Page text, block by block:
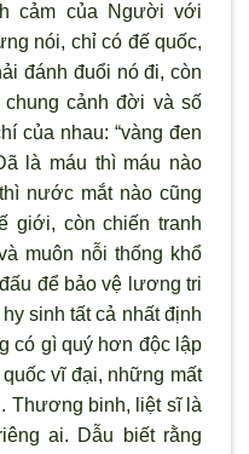
cảm của Người với
nói, chỉ có đế quốc,
đánh đuổi nó đi, còn
cảnh đời và số
của nhau: “vàng đen
là máu thì máu nào
nước mắt nào cũng
giới, còn chiến tranh
muôn nỗi thống khổ
để bảo vệ lương tri
sinh tất cả nhất định
có gì quý hơn độc lập
vĩ đại, những mất
Thương binh, liệt sĩ là
ai. Dẫu biết rằng